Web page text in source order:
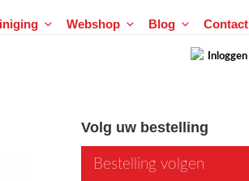
Inloggen
Webshop Blog Contact
Volg uw bestelling
Bestelling volgen